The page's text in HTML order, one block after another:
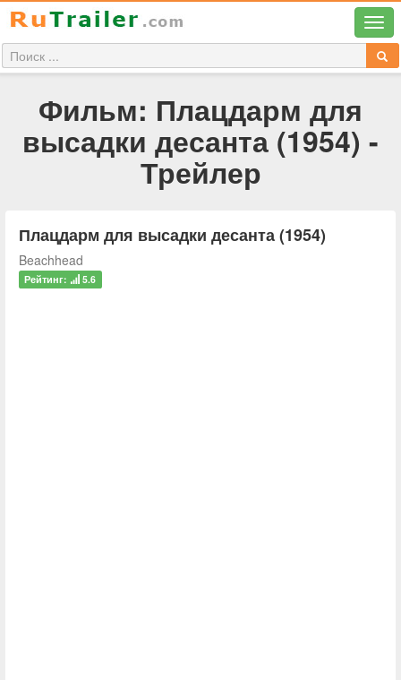
Фильм: Плацдарм для
высадки десанта (1954) -
Трейлер
Плацдарм для высадки десанта (1954)
Beachhead
Рейтинг: 5.6